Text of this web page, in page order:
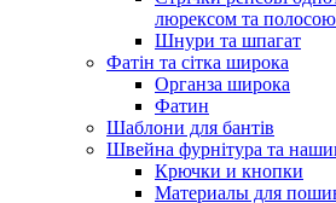
люрексом та
Шнури та шпагат
Фатін та сітка широка
Органза широка
Фатин
Шаблони для бантів
Швейна фурнітура та
Крючки и кнопки
Материалы для